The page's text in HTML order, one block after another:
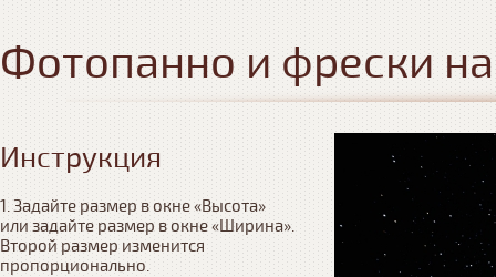
Фотопанно и фрески
Инструкция
1. Задайте размер в окне «Высота»
или задайте размер в окне «Ширина».
Второй размер изменится
пропорционально.